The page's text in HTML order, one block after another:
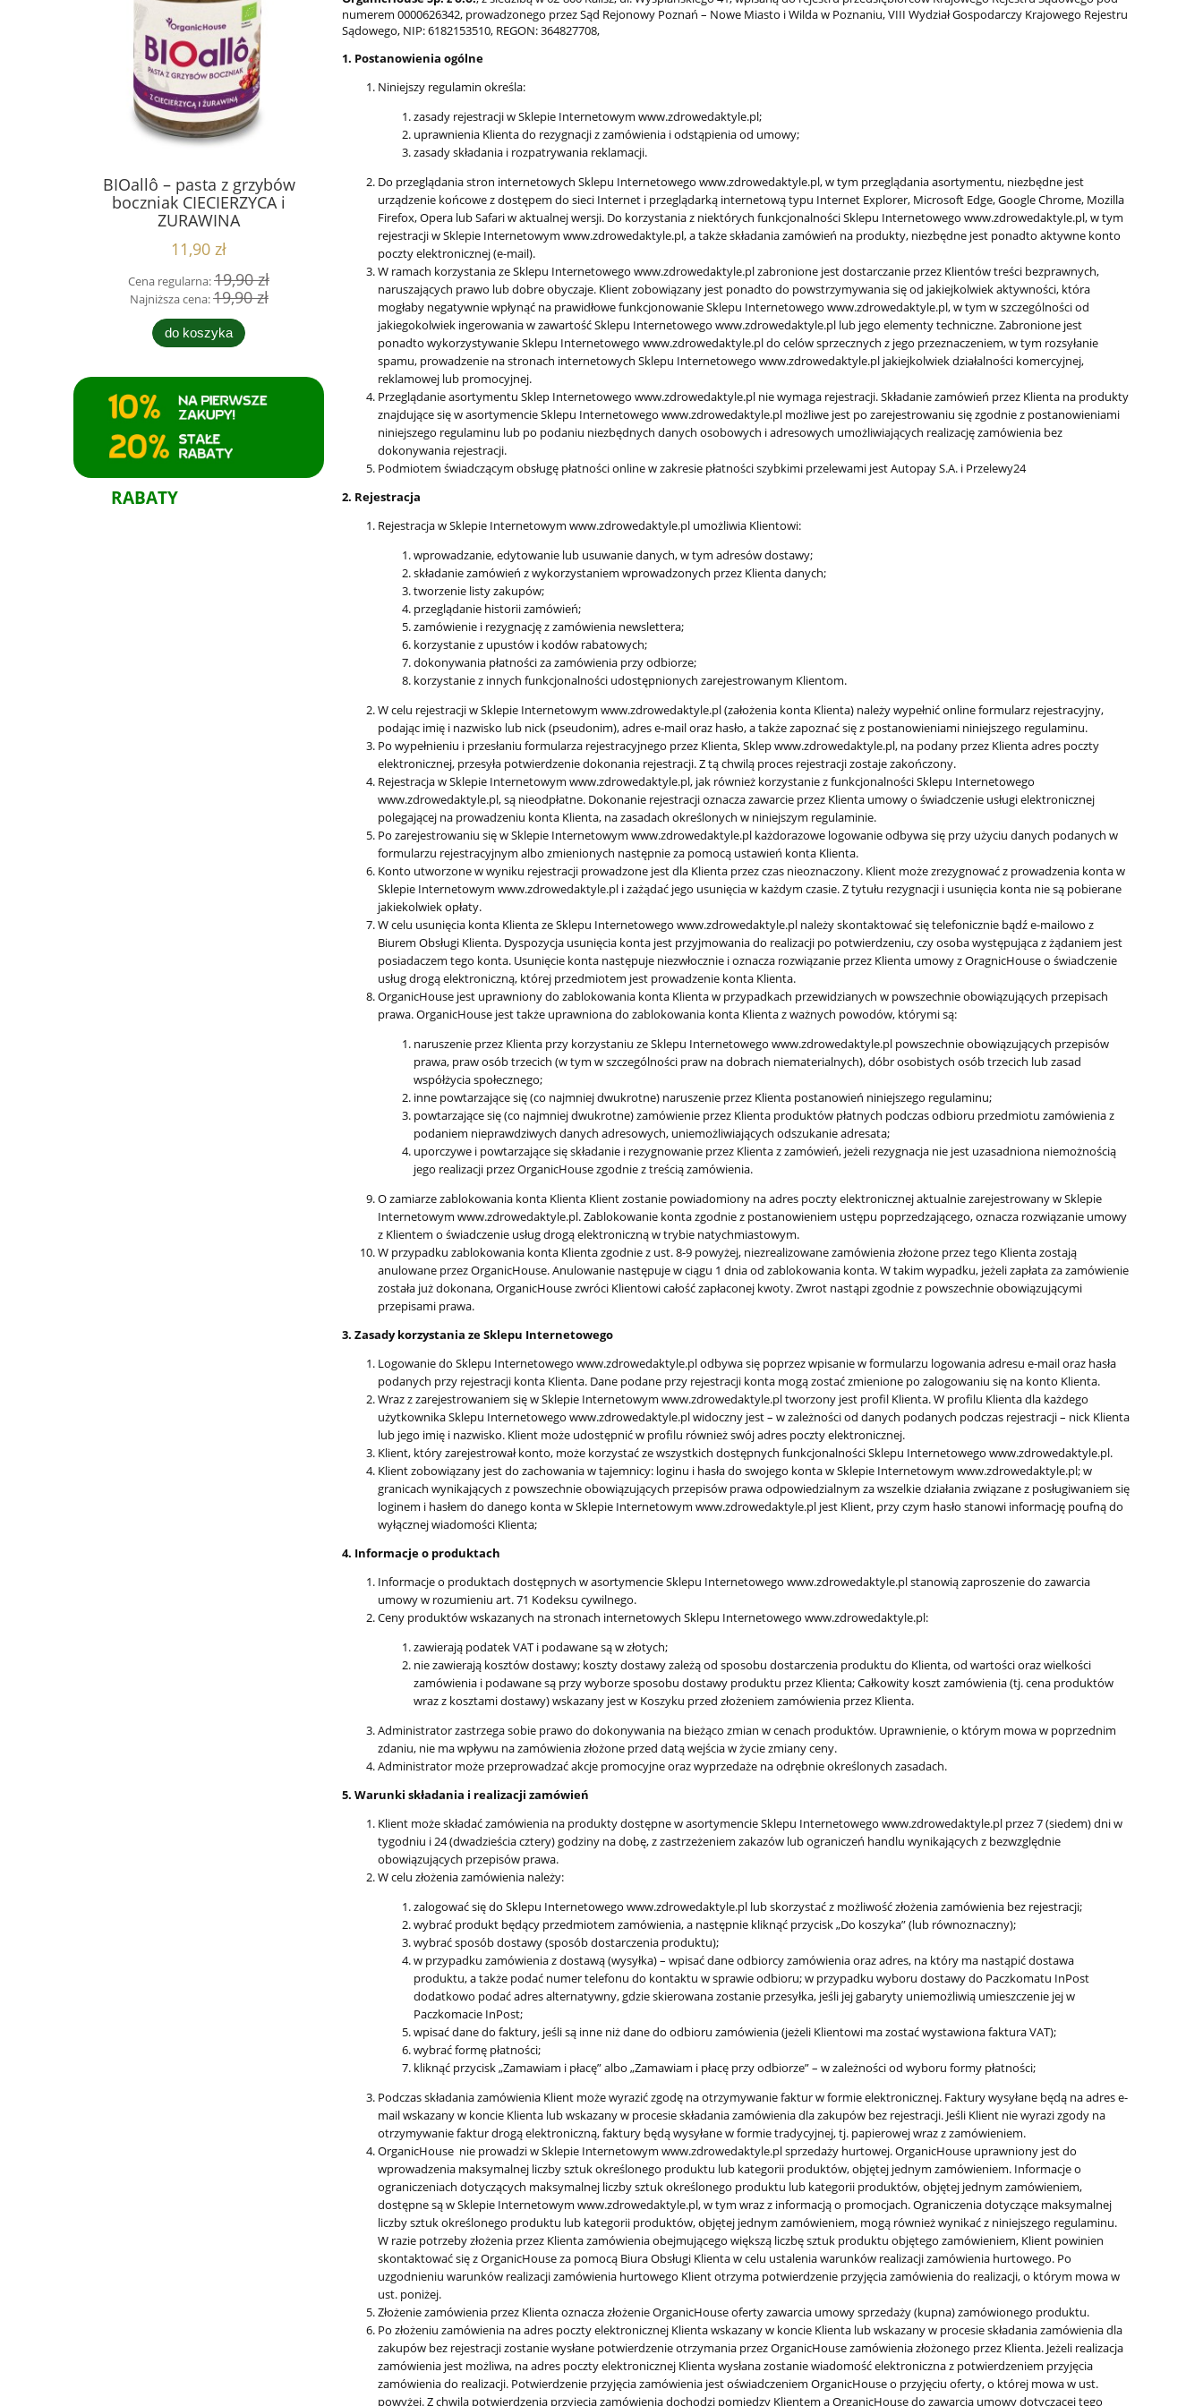
BIOallô – pasta z grzybów
boczniak CIECIERZYCA i
ZURAWINA
11,90 zł
Cena regularna:19,90 zł
Najniższa cena:19,90 zł
do koszyka
Świeże daktyle Medjool BIO - 500
g
49,90 zł
Cena regularna:61,90 zł
Najniższa cena:61,90 zł
do koszyka
Świeże Medjool BIO - 1,4 kg +120
g GRATIS
169,00 zł
Cena regularna:185,00 zł
Najniższa cena:169,00 zł
do koszyka
BIOallô – grzyby boczniak w
zalewie z żurawiną MARYNATA
11,90 zł
Cena regularna:21,90 zł
Najniższa cena:21,90 zł
do koszyka
RABATY
numerem 0000626342, prowadzonego przez Sąd Rejonowy Poznań – Nowe Miasto i Wilda w Poznaniu, VIII Wydział Gospodarczy Krajowego Rejestru
Sądowego, NIP: 6182153510, REGON: 364827708,
1. Postanowienia ogólne
Niniejszy regulamin określa:
zasady rejestracji w Sklepie Internetowym www.zdrowedaktyle.pl;
uprawnienia Klienta do rezygnacji z zamówienia i odstąpienia od umowy;
zasady składania i rozpatrywania reklamacji.
Do przeglądania stron internetowych Sklepu Internetowego www.zdrowedaktyle.pl, w tym przeglądania asortymentu, niezbędne jest
urządzenie końcowe z dostępem do sieci Internet i przeglądarką internetową typu Internet Explorer, Microsoft Edge, Google Chrome, Mozilla
Firefox, Opera lub Safari w aktualnej wersji. Do korzystania z niektórych funkcjonalności Sklepu Internetowego www.zdrowedaktyle.pl, w tym
rejestracji w Sklepie Internetowym www.zdrowedaktyle.pl, a także składania zamówień na produkty, niezbędne jest ponadto aktywne konto
poczty elektronicznej (e-mail).
W ramach korzystania ze Sklepu Internetowego www.zdrowedaktyle.pl zabronione jest dostarczanie przez Klientów treści bezprawnych,
naruszających prawo lub dobre obyczaje. Klient zobowiązany jest ponadto do powstrzymywania się od jakiejkolwiek aktywności, która
mogłaby negatywnie wpłynąć na prawidłowe funkcjonowanie Sklepu Internetowego www.zdrowedaktyle.pl, w tym w szczególności od
jakiegokolwiek ingerowania w zawartość Sklepu Internetowego www.zdrowedaktyle.pl lub jego elementy techniczne. Zabronione jest
ponadto wykorzystywanie Sklepu Internetowego www.zdrowedaktyle.pl do celów sprzecznych z jego przeznaczeniem, w tym rozsyłanie
spamu, prowadzenie na stronach internetowych Sklepu Internetowego www.zdrowedaktyle.pl jakiejkolwiek działalności komercyjnej,
reklamowej lub promocyjnej.
Przeglądanie asortymentu Sklep Internetowego www.zdrowedaktyle.pl nie wymaga rejestracji. Składanie zamówień przez Klienta na produkty
znajdujące się w asortymencie Sklepu Internetowego www.zdrowedaktyle.pl możliwe jest po zarejestrowaniu się zgodnie z postanowieniami
niniejszego regulaminu lub po podaniu niezbędnych danych osobowych i adresowych umożliwiających realizację zamówienia bez
dokonywania rejestracji.
Podmiotem świadczącym obsługę płatności online w zakresie płatności szybkimi przelewami jest Autopay S.A. i Przelewy24
2. Rejestracja
Rejestracja w Sklepie Internetowym www.zdrowedaktyle.pl umożliwia Klientowi:
wprowadzanie, edytowanie lub usuwanie danych, w tym adresów dostawy;
składanie zamówień z wykorzystaniem wprowadzonych przez Klienta danych;
tworzenie listy zakupów;
przeglądanie historii zamówień;
zamówienie i rezygnację z zamówienia newslettera;
korzystanie z upustów i kodów rabatowych;
dokonywania płatności za zamówienia przy odbiorze;
korzystanie z innych funkcjonalności udostępnionych zarejestrowanym Klientom.
W celu rejestracji w Sklepie Internetowym www.zdrowedaktyle.pl (założenia konta Klienta) należy wypełnić online formularz rejestracyjny,
podając imię i nazwisko lub nick (pseudonim), adres e-mail oraz hasło, a także zapoznać się z postanowieniami niniejszego regulaminu.
Po wypełnieniu i przesłaniu formularza rejestracyjnego przez Klienta, Sklep www.zdrowedaktyle.pl, na podany przez Klienta adres poczty
elektronicznej, przesyła potwierdzenie dokonania rejestracji. Z tą chwilą proces rejestracji zostaje zakończony.
Rejestracja w Sklepie Internetowym www.zdrowedaktyle.pl, jak również korzystanie z funkcjonalności Sklepu Internetowego
www.zdrowedaktyle.pl, są nieodpłatne. Dokonanie rejestracji oznacza zawarcie przez Klienta umowy o świadczenie usługi elektronicznej
polegającej na prowadzeniu konta Klienta, na zasadach określonych w niniejszym regulaminie.
Po zarejestrowaniu się w Sklepie Internetowym www.zdrowedaktyle.pl każdorazowe logowanie odbywa się przy użyciu danych podanych w
formularzu rejestracyjnym albo zmienionych następnie za pomocą ustawień konta Klienta.
Konto utworzone w wyniku rejestracji prowadzone jest dla Klienta przez czas nieoznaczony. Klient może zrezygnować z prowadzenia konta w
Sklepie Internetowym www.zdrowedaktyle.pl i zażądać jego usunięcia w każdym czasie. Z tytułu rezygnacji i usunięcia konta nie są pobierane
jakiekolwiek opłaty.
W celu usunięcia konta Klienta ze Sklepu Internetowego www.zdrowedaktyle.pl należy skontaktować się telefonicznie bądź e-mailowo z
Biurem Obsługi Klienta. Dyspozycja usunięcia konta jest przyjmowania do realizacji po potwierdzeniu, czy osoba występująca z żądaniem jest
posiadaczem tego konta. Usunięcie konta następuje niezwłocznie i oznacza rozwiązanie przez Klienta umowy z OragnicHouse o świadczenie
usług drogą elektroniczną, której przedmiotem jest prowadzenie konta Klienta.
OrganicHouse jest uprawniony do zablokowania konta Klienta w przypadkach przewidzianych w powszechnie obowiązujących przepisach
prawa. OrganicHouse jest także uprawniona do zablokowania konta Klienta z ważnych powodów, którymi są:
naruszenie przez Klienta przy korzystaniu ze Sklepu Internetowego www.zdrowedaktyle.pl powszechnie obowiązujących przepisów
prawa, praw osób trzecich (w tym w szczególności praw na dobrach niematerialnych), dóbr osobistych osób trzecich lub zasad
współżycia społecznego;
inne powtarzające się (co najmniej dwukrotne) naruszenie przez Klienta postanowień niniejszego regulaminu;
powtarzające się (co najmniej dwukrotne) zamówienie przez Klienta produktów płatnych podczas odbioru przedmiotu zamówienia z
podaniem nieprawdziwych danych adresowych, uniemożliwiających odszukanie adresata;
uporczywe i powtarzające się składanie i rezygnowanie przez Klienta z zamówień, jeżeli rezygnacja nie jest uzasadniona niemożnością
jego realizacji przez OrganicHouse zgodnie z treścią zamówienia.
O zamiarze zablokowania konta Klienta Klient zostanie powiadomiony na adres poczty elektronicznej aktualnie zarejestrowany w Sklepie
Internetowym www.zdrowedaktyle.pl. Zablokowanie konta zgodnie z postanowieniem ustępu poprzedzającego, oznacza rozwiązanie umowy
z Klientem o świadczenie usług drogą elektroniczną w trybie natychmiastowym.
W przypadku zablokowania konta Klienta zgodnie z ust. 8-9 powyżej, niezrealizowane zamówienia złożone przez tego Klienta zostają
anulowane przez OrganicHouse. Anulowanie następuje w ciągu 1 dnia od zablokowania konta. W takim wypadku, jeżeli zapłata za zamówienie
została już dokonana, OrganicHouse zwróci Klientowi całość zapłaconej kwoty. Zwrot nastąpi zgodnie z powszechnie obowiązującymi
przepisami prawa.
3. Zasady korzystania ze Sklepu Internetowego
Logowanie do Sklepu Internetowego www.zdrowedaktyle.pl odbywa się poprzez wpisanie w formularzu logowania adresu e-mail oraz hasła
podanych przy rejestracji konta Klienta. Dane podane przy rejestracji konta mogą zostać zmienione po zalogowaniu się na konto Klienta.
Wraz z zarejestrowaniem się w Sklepie Internetowym www.zdrowedaktyle.pl tworzony jest profil Klienta. W profilu Klienta dla każdego
użytkownika Sklepu Internetowego www.zdrowedaktyle.pl widoczny jest – w zależności od danych podanych podczas rejestracji – nick Klienta
lub jego imię i nazwisko. Klient może udostępnić w profilu również swój adres poczty elektronicznej.
Klient, który zarejestrował konto, może korzystać ze wszystkich dostępnych funkcjonalności Sklepu Internetowego www.zdrowedaktyle.pl.
Klient zobowiązany jest do zachowania w tajemnicy: loginu i hasła do swojego konta w Sklepie Internetowym www.zdrowedaktyle.pl; w
granicach wynikających z powszechnie obowiązujących przepisów prawa odpowiedzialnym za wszelkie działania związane z posługiwaniem się
loginem i hasłem do danego konta w Sklepie Internetowym www.zdrowedaktyle.pl jest Klient, przy czym hasło stanowi informację poufną do
wyłącznej wiadomości Klienta;
4. Informacje o produktach
Informacje o produktach dostępnych w asortymencie Sklepu Internetowego www.zdrowedaktyle.pl stanowią zaproszenie do zawarcia
umowy w rozumieniu art. 71 Kodeksu cywilnego.
Ceny produktów wskazanych na stronach internetowych Sklepu Internetowego www.zdrowedaktyle.pl:
zawierają podatek VAT i podawane są w złotych;
nie zawierają kosztów dostawy; koszty dostawy zależą od sposobu dostarczenia produktu do Klienta, od wartości oraz wielkości
zamówienia i podawane są przy wyborze sposobu dostawy produktu przez Klienta; Całkowity koszt zamówienia (tj. cena produktów
wraz z kosztami dostawy) wskazany jest w Koszyku przed złożeniem zamówienia przez Klienta.
Administrator zastrzega sobie prawo do dokonywania na bieżąco zmian w cenach produktów. Uprawnienie, o którym mowa w poprzednim
zdaniu, nie ma wpływu na zamówienia złożone przed datą wejścia w życie zmiany ceny.
Administrator może przeprowadzać akcje promocyjne oraz wyprzedaże na odrębnie określonych zasadach.
5. Warunki składania i realizacji zamówień
Klient może składać zamówienia na produkty dostępne w asortymencie Sklepu Internetowego www.zdrowedaktyle.pl przez 7 (siedem) dni w
tygodniu i 24 (dwadzieścia cztery) godziny na dobę, z zastrzeżeniem zakazów lub ograniczeń handlu wynikających z bezwzględnie
obowiązujących przepisów prawa.
W celu złożenia zamówienia należy:
zalogować się do Sklepu Internetowego www.zdrowedaktyle.pl lub skorzystać z możliwość złożenia zamówienia bez rejestracji;
wybrać produkt będący przedmiotem zamówienia, a następnie kliknąć przycisk „Do koszyka” (lub równoznaczny);
wybrać sposób dostawy (sposób dostarczenia produktu);
w przypadku zamówienia z dostawą (wysyłka) – wpisać dane odbiorcy zamówienia oraz adres, na który ma nastąpić dostawa
produktu, a także podać numer telefonu do kontaktu w sprawie odbioru; w przypadku wyboru dostawy do Paczkomatu InPost
dodatkowo podać adres alternatywny, gdzie skierowana zostanie przesyłka, jeśli jej gabaryty uniemożliwią umieszczenie jej w
Paczkomacie InPost;
wpisać dane do faktury, jeśli są inne niż dane do odbioru zamówienia (jeżeli Klientowi ma zostać wystawiona faktura VAT);
wybrać formę płatności;
kliknąć przycisk „Zamawiam i płacę” albo „Zamawiam i płacę przy odbiorze” – w zależności od wyboru formy płatności;
Podczas składania zamówienia Klient może wyrazić zgodę na otrzymywanie faktur w formie elektronicznej. Faktury wysyłane będą na adres e-
mail wskazany w koncie Klienta lub wskazany w procesie składania zamówienia dla zakupów bez rejestracji. Jeśli Klient nie wyrazi zgody na
otrzymywanie faktur drogą elektroniczną, faktury będą wysyłane w formie tradycyjnej, tj. papierowej wraz z zamówieniem.
OrganicHouse nie prowadzi w Sklepie Internetowym www.zdrowedaktyle.pl sprzedaży hurtowej. OrganicHouse uprawniony jest do
wprowadzenia maksymalnej liczby sztuk określonego produktu lub kategorii produktów, objętej jednym zamówieniem. Informacje o
ograniczeniach dotyczących maksymalnej liczby sztuk określonego produktu lub kategorii produktów, objętej jednym zamówieniem,
dostępne są w Sklepie Internetowym www.zdrowedaktyle.pl, w tym wraz z informacją o promocjach. Ograniczenia dotyczące maksymalnej
liczby sztuk określonego produktu lub kategorii produktów, objętej jednym zamówieniem, mogą również wynikać z niniejszego regulaminu.
W razie potrzeby złożenia przez Klienta zamówienia obejmującego większą liczbę sztuk produktu objętego zamówieniem, Klient powinien
skontaktować się z OrganicHouse za pomocą Biura Obsługi Klienta w celu ustalenia warunków realizacji zamówienia hurtowego. Po
uzgodnieniu warunków realizacji zamówienia hurtowego Klient otrzyma potwierdzenie przyjęcia zamówienia do realizacji, o którym mowa w
ust. poniżej.
Złożenie zamówienia przez Klienta oznacza złożenie OrganicHouse oferty zawarcia umowy sprzedaży (kupna) zamówionego produktu.
Po złożeniu zamówienia na adres poczty elektronicznej Klienta wskazany w koncie Klienta lub wskazany w procesie składania zamówienia dla
zakupów bez rejestracji zostanie wysłane potwierdzenie otrzymania przez OrganicHouse zamówienia złożonego przez Klienta. Jeżeli realizacja
zamówienia jest możliwa, na adres poczty elektronicznej Klienta wysłana zostanie wiadomość elektroniczna z potwierdzeniem przyjęcia
zamówienia do realizacji. Potwierdzenie przyjęcia zamówienia jest oświadczeniem OrganicHouse o przyjęciu oferty, o której mowa w ust.
powyżej. Z chwilą potwierdzenia przyjęcia zamówienia dochodzi pomiędzy Klientem a OrganicHouse do zawarcia umowy dotyczącej tego